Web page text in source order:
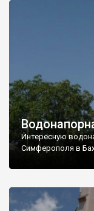
Интересную
Симферополя в